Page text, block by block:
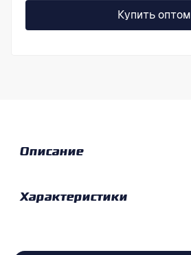
Купить оптом
Описание
Характеристики